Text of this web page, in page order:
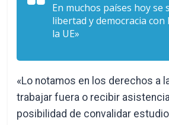
En muchos países hoy se
libertad y democracia con
la UE»
«Lo notamos en los derechos a
trabajar fuera o recibir
posibilidad de convalidar